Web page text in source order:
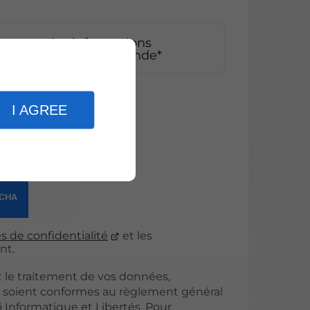
I AGREE
que les informations
strict de ma demande*
de confidentialité
et les
le traitement de vos données,
soient conformes au règlement général
Informatique et Libertés. Pour